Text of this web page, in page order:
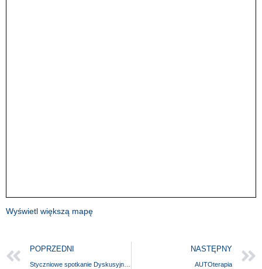
Wyświetl większą mapę
POPRZEDNI NASTĘPNY
AUTOterapia